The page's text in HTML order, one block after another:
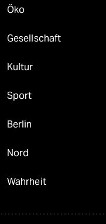
Öko
Gesellschaft
Kultur
Sport
Berlin
Nord
Wahrheit